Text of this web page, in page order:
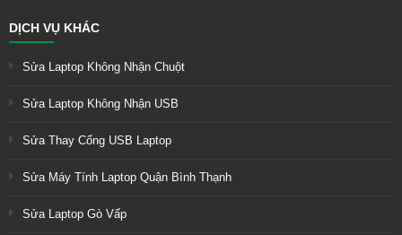
DỊCH VỤ KHÁC
Sửa Laptop Không Nhận Chuột
Sửa Laptop Không Nhận USB
Sửa Thay Cổng USB Laptop
Sửa Máy Tính Laptop Quận Bình Thạnh
Sửa Laptop Gò Vấp